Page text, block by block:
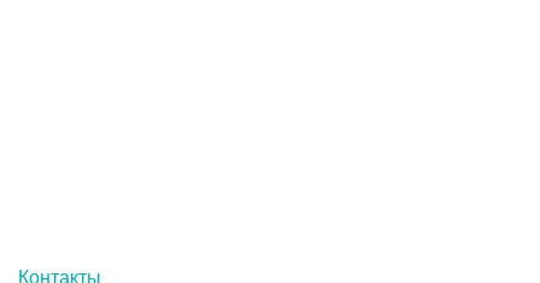
Контакты